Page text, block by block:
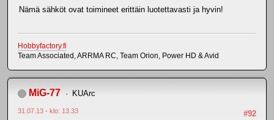
Nämä sähköt ovat toimineet erittäin luotettavasti ja hyvin!
Hobbyfactory.fi
Team Associated, ARRMA RC, Team Orion, Power HD & Avid
MiG-77 KUArc
#92
31.07.13 - klo: 13.33